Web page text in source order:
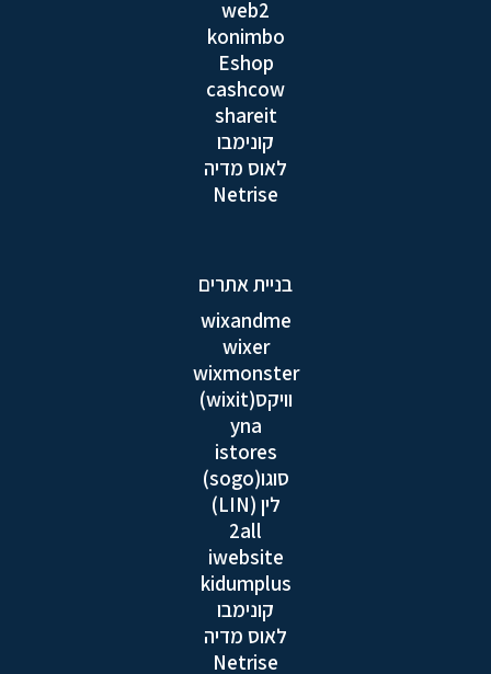
web2
konimbo
Eshop
cashcow
shareit
קונימבו
לאוס מדיה
Netrise
בניית אתרים
wixandme
wixer
wixmonster
וויקס(wixit)
yna
istores
סוגו(sogo)
לין (LIN)
2all
iwebsite
kidumplus
קונימבו
לאוס מדיה
Netrise